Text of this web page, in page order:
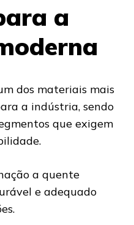
a
dos materiais mais
a indústria, sendo
que exigem
a quente
e adequado